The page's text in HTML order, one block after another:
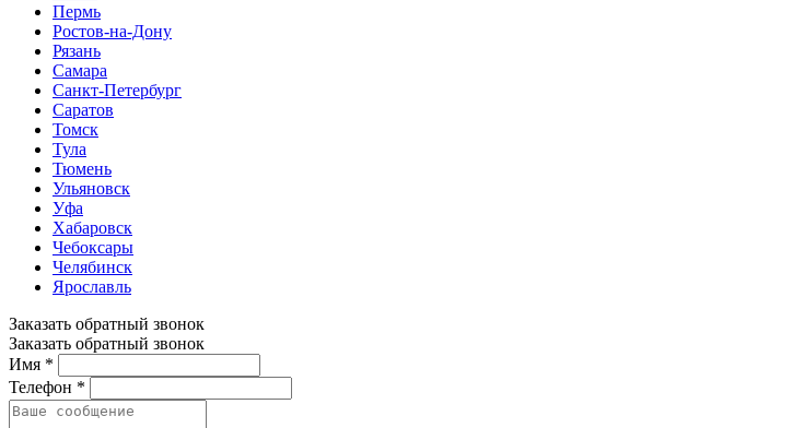
Пермь
Ростов-на-Дону
Рязань
Самара
Санкт-Петербург
Саратов
Томск
Тула
Тюмень
Ульяновск
Уфа
Хабаровск
Чебоксары
Челябинск
Ярославль
Заказать обратный звонок
Заказать обратный звонок
Имя *
Телефон *